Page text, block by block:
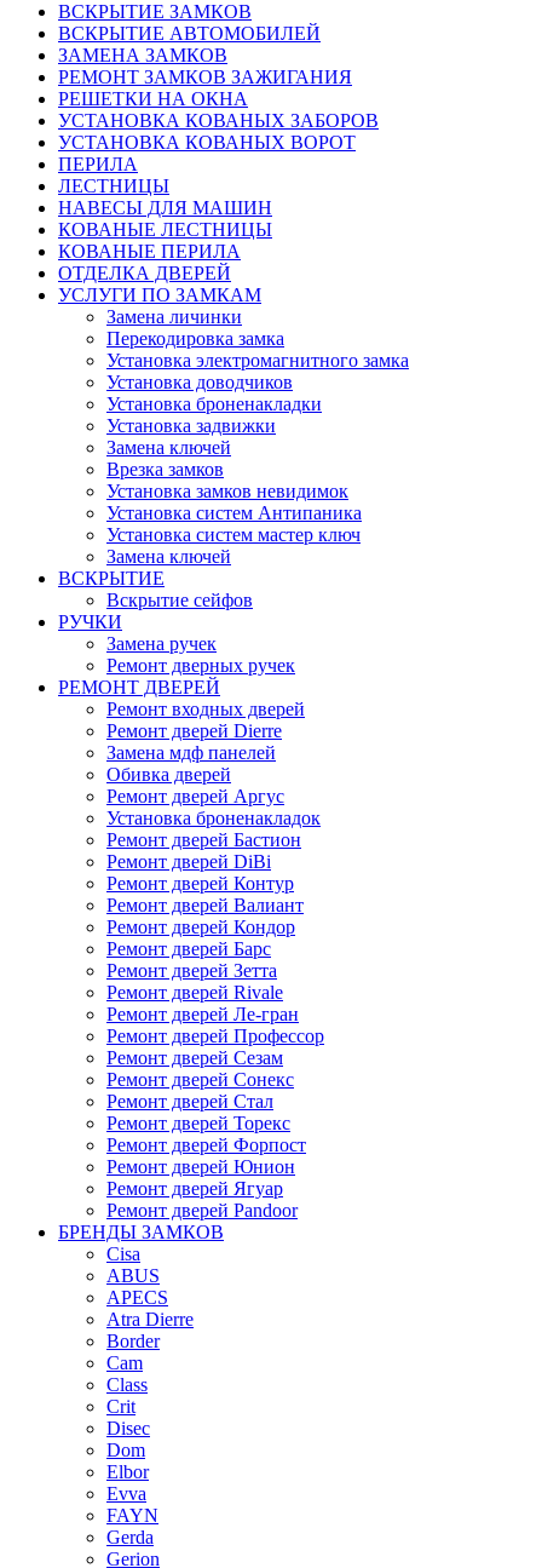
ВСКРЫТИЕ ЗАМКОВ
ВСКРЫТИЕ АВТОМОБИЛЕЙ
ЗАМЕНА ЗАМКОВ
РЕМОНТ ЗАМКОВ ЗАЖИГАНИЯ
РЕШЕТКИ НА ОКНА
УСТАНОВКА КОВАНЫХ ЗАБОРОВ
УСТАНОВКА КОВАНЫХ ВОРОТ
ПЕРИЛА
ЛЕСТНИЦЫ
НАВЕСЫ ДЛЯ МАШИН
КОВАНЫЕ ЛЕСТНИЦЫ
КОВАНЫЕ ПЕРИЛА
ОТДЕЛКА ДВЕРЕЙ
УСЛУГИ ПО ЗАМКАМ
Замена личинки
Перекодировка замка
Установка электромагнитного замка
Установка доводчиков
Установка броненакладки
Установка задвижки
Замена ключей
Врезка замков
Установка замков невидимок
Установка систем Антипаника
Установка систем мастер ключ
Замена ключей
ВСКРЫТИЕ
Вскрытие сейфов
РУЧКИ
Замена ручек
Ремонт дверных ручек
РЕМОНТ ДВЕРЕЙ
Ремонт входных дверей
Ремонт дверей Dierre
Замена мдф панелей
Обивка дверей
Ремонт дверей Аргус
Установка броненакладок
Ремонт дверей Бастион
Ремонт дверей DiBi
Ремонт дверей Контур
Ремонт дверей Валиант
Ремонт дверей Кондор
Ремонт дверей Барс
Ремонт дверей Зетта
Ремонт дверей Rivale
Ремонт дверей Ле-гран
Ремонт дверей Профессор
Ремонт дверей Сезам
Ремонт дверей Сонекс
Ремонт дверей Стал
Ремонт дверей Торекс
Ремонт дверей Форпост
Ремонт дверей Юнион
Ремонт дверей Ягуар
Ремонт дверей Pandoor
БРЕНДЫ ЗАМКОВ
Cisa
ABUS
APECS
Atra Dierre
Border
Cam
Class
Crit
Disec
Dom
Elbor
Evva
FAYN
Gerda
Gerion